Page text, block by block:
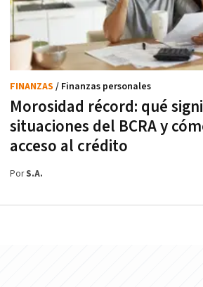
Morosidad récord: qué
situaciones del BCRA y
acceso al crédito
FINANZAS / Finanzas personales
PorS.A.